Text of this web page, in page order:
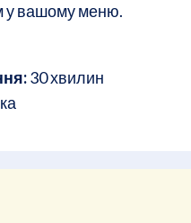
у вашому меню.
30 хвилин